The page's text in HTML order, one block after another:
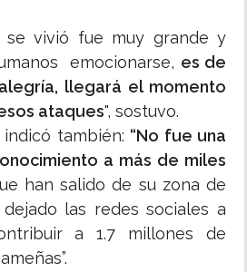
se vivió fue muy grande y
emocionarse, es de
llegará el momento
ataques", sostuvo.
también: “No fue una
a más de miles
han salido de su zona de
las redes sociales a
a 1.7 millones de